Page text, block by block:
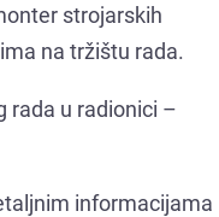
strojarskih
na tržištu rada.
rada u radionici –
informacijama